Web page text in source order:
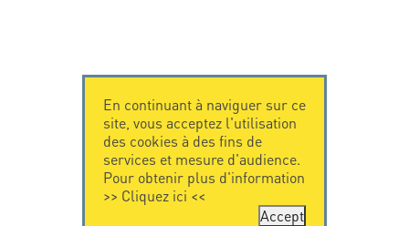
En continuant à naviguer sur ce
site, vous acceptez l'utilisation
des cookies à des fins de
services et mesure d'audience.
Pour obtenir plus d'information
>> Cliquez ici <<
Accept